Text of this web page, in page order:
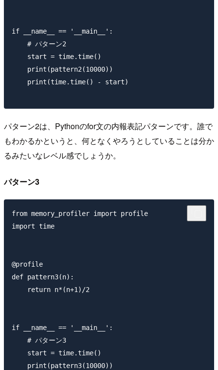
if __name__ == '__main__':
    # パターン2
    start = time.time()
    print(pattern2(10000))
    print(time.time() - start)
パターン2は、Pythonのfor文の内報表記パターンです。誰で
もわかるかというと、何となくやろうとしていることは分か
るみたいなレベル感でしょうか。
パターン3
from memory_profiler import profile
import time
@profile
def pattern3(n):
    return n*(n+1)/2
if __name__ == '__main__':
    # パターン3
    start = time.time()
    print(pattern3(10000))